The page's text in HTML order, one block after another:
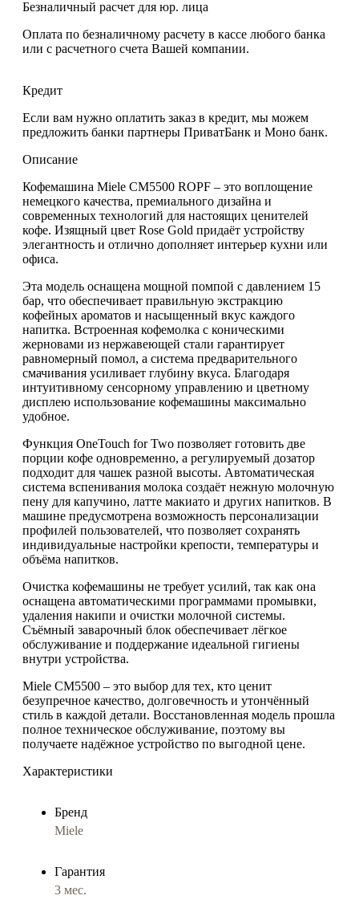
Безналичный расчет для юр. лица
Оплата по безналичному расчету в кассе любого банка
или с расчетного счета Вашей компании.
Кредит
Если вам нужно оплатить заказ в кредит, мы можем
предложить банки партнеры ПриватБанк и Моно банк.
Описание
Кофемашина Miele CM5500 ROPF – это воплощение
немецкого качества, премиального дизайна и
современных технологий для настоящих ценителей
кофе. Изящный цвет Rose Gold придаёт устройству
элегантность и отлично дополняет интерьер кухни или
офиса.
Эта модель оснащена мощной помпой с давлением 15
бар, что обеспечивает правильную экстракцию
кофейных ароматов и насыщенный вкус каждого
напитка. Встроенная кофемолка с коническими
жерновами из нержавеющей стали гарантирует
равномерный помол, а система предварительного
смачивания усиливает глубину вкуса. Благодаря
интуитивному сенсорному управлению и цветному
дисплею использование кофемашины максимально
удобное.
Функция OneTouch for Two позволяет готовить две
порции кофе одновременно, а регулируемый дозатор
подходит для чашек разной высоты. Автоматическая
система вспенивания молока создаёт нежную молочную
пену для капучино, латте макиато и других напитков. В
машине предусмотрена возможность персонализации
профилей пользователей, что позволяет сохранять
индивидуальные настройки крепости, температуры и
объёма напитков.
Очистка кофемашины не требует усилий, так как она
оснащена автоматическими программами промывки,
удаления накипи и очистки молочной системы.
Съёмный заварочный блок обеспечивает лёгкое
обслуживание и поддержание идеальной гигиены
внутри устройства.
Miele CM5500 – это выбор для тех, кто ценит
безупречное качество, долговечность и утончённый
стиль в каждой детали. Восстановленная модель прошла
полное техническое обслуживание, поэтому вы
получаете надёжное устройство по выгодной цене.
Характеристики
Бренд
Miele
Гарантия
3 мес.